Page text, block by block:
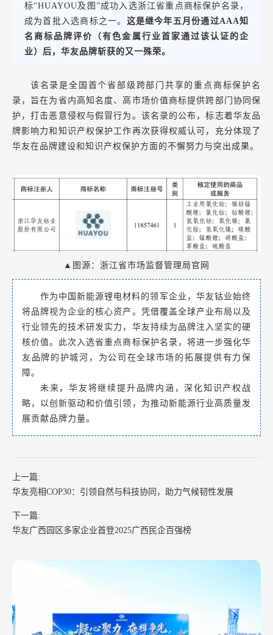
标“HUAYOU及图”成功入选浙江省重点商标保护名录，
成为首批入选商标之一。 这是继今年五月份通过AAA知
名商标品牌评价（有色金属行业首家通过该认证的企
业）后，华友品牌斩获的又一殊荣。
该名录是全国首个省部级跨部门共享的重点商标保护名
录，旨在为省内高知名度、高市场价值商标提供跨部门协同保
护，打击恶意侵权与假冒行为。该名录的公布，标志着华友品
牌影响力和知识产权保护工作再次获得权威认可，充分体现了
华友在品牌建设和知识产权保护方面的不懈努力与突出成果。
▲图源：浙江省市场监督管理局官网
作为中国新能源锂电材料的领军企业，华友钴业始终
将品牌视为企业的核心资产。凭借覆盖全球产业布局以及
行业领先的技术研发实力，华友持续为品牌注入坚实的硬
核价值。此次入选省重点商标保护名录，将进一步强化华
友品牌的护城河，为公司在全球市场的拓展提供有力保
障。
未来，华友将继续提升品牌内涵，深化知识产权战
略，以创新驱动和价值引领，为推动新能源行业高质量发
展贡献品牌力量。
上一篇:
华友亮相COP30：引领自然与科技协同，助力气候韧性发展
下一篇:
华友广西园区多家企业首登2025广西民企百强榜